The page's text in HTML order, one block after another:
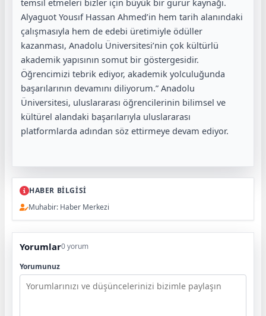
Alyaguot Yousıf Hassan Ahmed’in hem tarih alanındaki
çalışmasıyla hem de edebi üretimiyle ödüller
kazanması, Anadolu Üniversitesi’nin çok kültürlü
akademik yapısının somut bir göstergesidir.
Öğrencimizi tebrik ediyor, akademik yolculuğunda
başarılarının devamını diliyorum.” Anadolu
Üniversitesi, uluslararası öğrencilerinin bilimsel ve
kültürel alandaki başarılarıyla uluslararası
platformlarda adından söz ettirmeye devam ediyor.
HABER BİLGİSİ
Muhabir: Haber Merkezi
Yorumlar0 yorum
Yorumunuz